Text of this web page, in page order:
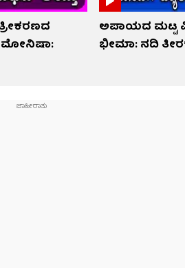
ಮೋನಿಷಾ:
ಅಪಾಯದ ಮಟ್ಟ
ಭೀಮಾ: ನದಿ